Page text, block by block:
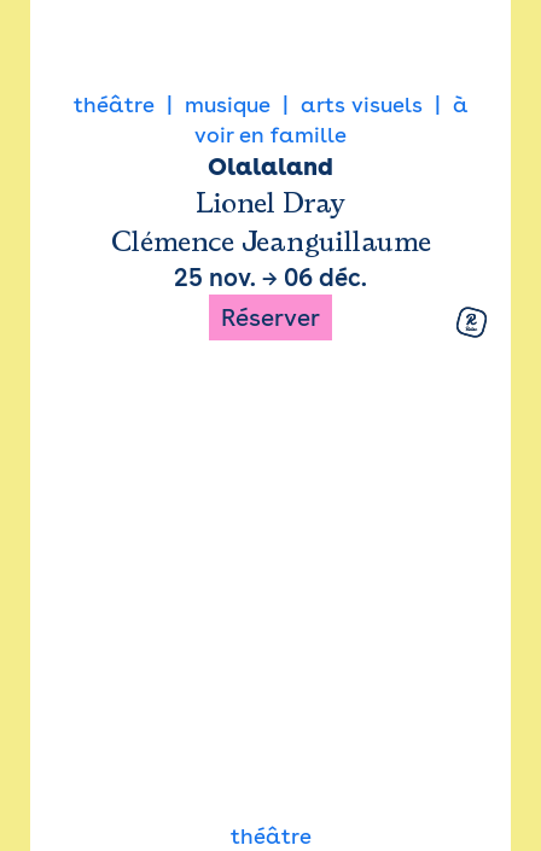
théâtre musique arts visuels
à
voir en famille
Olalaland
Lionel Dray
Clémence Jeanguillaume
25 nov. → 06 déc.
Réserver
théâtre